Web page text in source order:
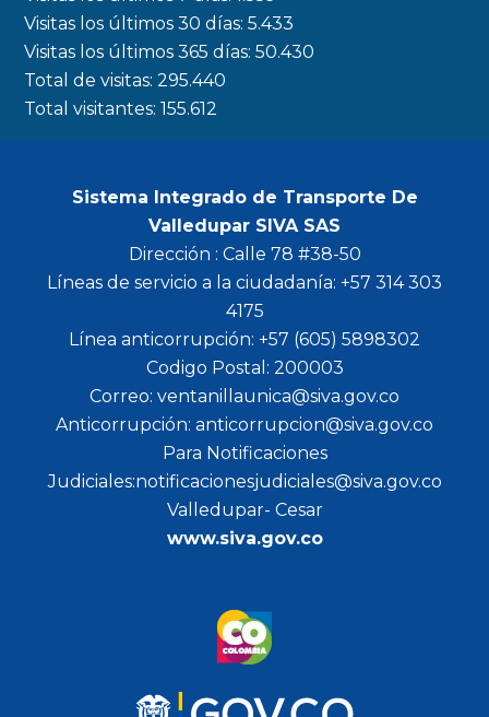
k
a
m
Visitas los últimos 30 días:5.433
Visitas los últimos 365 días:50.430
Total de visitas:295.440
Total visitantes:155.612
Sistema Integrado de Transporte De
Valledupar SIVA SAS
Dirección : Calle 78 #38-50
Líneas de servicio a la ciudadanía: +57 314 303
4175
Línea anticorrupción: +57 (605) 5898302
Codigo Postal: 200003
Correo: ventanillaunica@siva.gov.co
Anticorrupción: anticorrupcion@siva.gov.co
Para Notificaciones
Judiciales:notificacionesjudiciales@siva.gov.co
Valledupar- Cesar
www.siva.gov.co